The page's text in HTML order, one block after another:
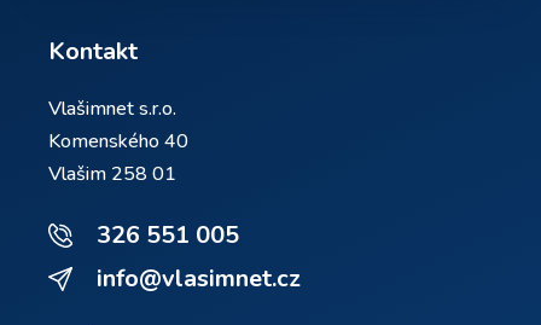
Kontakt
Vlašimnet s.r.o.
Komenského 40
Vlašim 258 01
326 551 005
info@vlasimnet.cz